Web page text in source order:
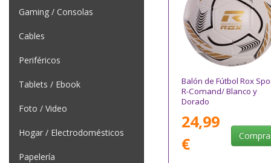
Gaming / Consolas
Cables
Periféricos
Tablets / Ebook
Foto / Video
Hogar / Electrodomésticos
Papelería
Balón de Fútbol Rox
R-Comand/ Blanco y
Dorado
24,99
€